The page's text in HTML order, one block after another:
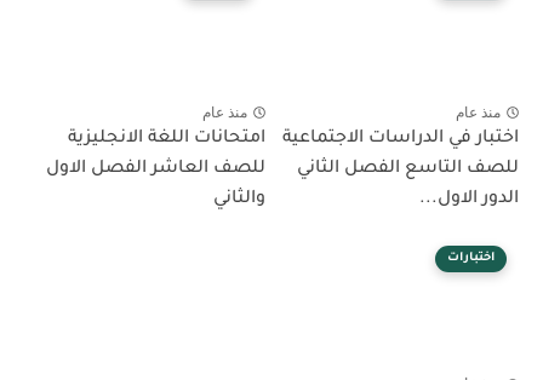
منذ عام
اختبار في الدراسات الاجتماعية
للصف التاسع الفصل الثاني
الدور الاول...
منذ عام
امتحانات اللغة الانجليزية
للصف العاشر الفصل الاول
والثاني
اختبارات